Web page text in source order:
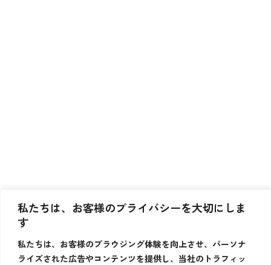
私たちは、お客様のプライバシーを大切にしま
す
私たちは、お客様のブラウジング体験を向上させ、パーソナ
ライズされた広告やコンテンツを提供し、当社のトラフィッ